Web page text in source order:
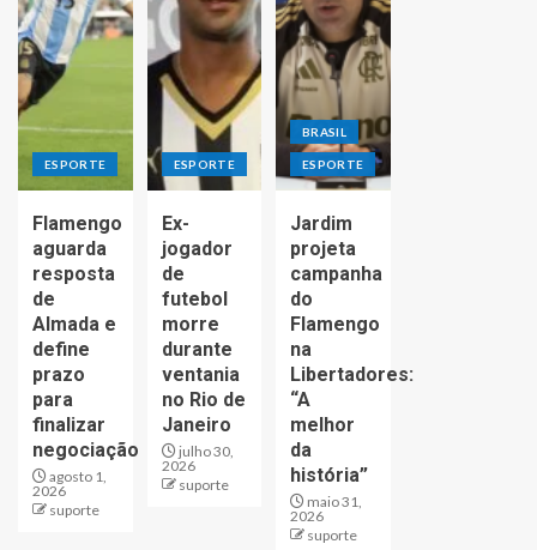
ESPORTE
Flamengo
aguarda
resposta
de
Almada e
define
prazo
para
finalizar
negociação
agosto 1,
2026
suporte
ESPORTE
Ex-
jogador
de
futebol
morre
durante
ventania
no Rio de
Janeiro
julho 30,
2026
suporte
BRASIL
ESPORTE
Jardim
projeta
campanha
do
Flamengo
na
Libertadores:
“A
melhor
da
história”
maio 31,
2026
suporte